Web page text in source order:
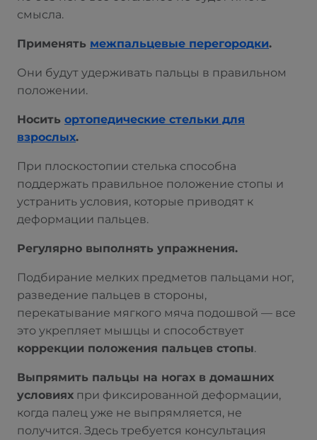
смысла.
Применять межпальцевые перегородки.
Они будут удерживать пальцы в правильном
положении.
Носить ортопедические стельки для
взрослых.
При плоскостопии стелька способна
поддержать правильное положение стопы и
устранить условия, которые приводят к
деформации пальцев.
Регулярно выполнять упражнения.
Подбирание мелких предметов пальцами ног,
разведение пальцев в стороны,
перекатывание мягкого мяча подошвой — все
это укрепляет мышцы и способствует
коррекции положения пальцев стопы.
Выпрямить пальцы на ногах в домашних
условиях при фиксированной деформации,
когда палец уже не выпрямляется, не
получится. Здесь требуется консультация